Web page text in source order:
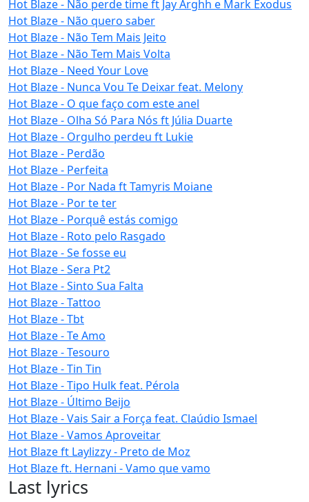
Hot Blaze - Não perde time ft Jay Arghh e Mark Exodus
Hot Blaze - Não quero saber
Hot Blaze - Não Tem Mais Jeito
Hot Blaze - Não Tem Mais Volta
Hot Blaze - Need Your Love
Hot Blaze - Nunca Vou Te Deixar feat. Melony
Hot Blaze - O que faço com este anel
Hot Blaze - Olha Só Para Nós ft Júlia Duarte
Hot Blaze - Orgulho perdeu ft Lukie
Hot Blaze - Perdão
Hot Blaze - Perfeita
Hot Blaze - Por Nada ft Tamyris Moiane
Hot Blaze - Por te ter
Hot Blaze - Porquê estás comigo
Hot Blaze - Roto pelo Rasgado
Hot Blaze - Se fosse eu
Hot Blaze - Sera Pt2
Hot Blaze - Sinto Sua Falta
Hot Blaze - Tattoo
Hot Blaze - Tbt
Hot Blaze - Te Amo
Hot Blaze - Tesouro
Hot Blaze - Tin Tin
Hot Blaze - Tipo Hulk feat. Pérola
Hot Blaze - Último Beijo
Hot Blaze - Vais Sair a Força feat. Claúdio Ismael
Hot Blaze - Vamos Aproveitar
Hot Blaze ft Laylizzy - Preto de Moz
Hot Blaze ft. Hernani - Vamo que vamo
Last lyrics